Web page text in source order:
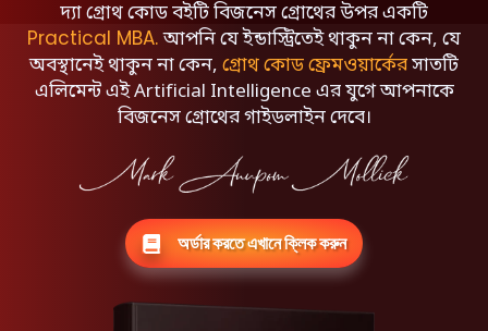
দ্যা গ্রোথ কোড বইটি বিজনেস গ্রোথের উপর একটি
Practical MBA.আপনি যে ইন্ডাস্ট্রিতেই থাকুন না কেন, যে
অবস্থানেই থাকুন না কেন, গ্রোথ কোড ফ্রেমওয়ার্কেরসাতটি
এলিমেন্ট এই Artificial Intelligence এর যুগে আপনাকে
বিজনেস গ্রোথের গাইডলাইন দেবে।
অর্ডার করতেএখানেক্লিক করুন